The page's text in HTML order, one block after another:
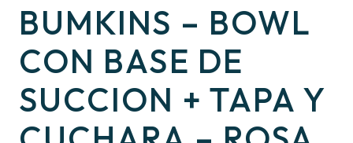
BUMKINS – BOWL
CON BASE DE
SUCCION + TAPA Y